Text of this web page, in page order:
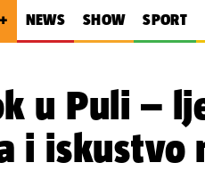
NEWS SHOW SPORT
u Puli –
i iskustvo